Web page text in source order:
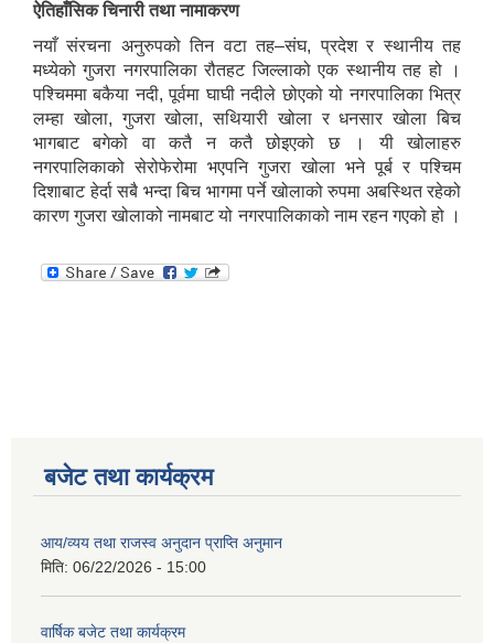
ऐतिहाँसिक चिनारी तथा नामाकरण
नयाँ संरचना अनुरुपको तिन वटा तह–संघ, प्रदेश र स्थानीय तह
मध्येको गुजरा नगरपालिका रौतहट जिल्लाको एक स्थानीय तह हो ।
पश्चिममा बकैया नदी, पूर्वमा घाघी नदीले छोएको यो नगरपालिका भित्र
लम्हा खोला, गुजरा खोला, सथियारी खोला र धनसार खोला बिच
भागबाट बगेको वा कतै न कतै छोइएको छ । यी खोलाहरु
नगरपालिकाको सेरोफेरोमा भएपनि गुजरा खोला भने पूर्ब र पश्चिम
दिशाबाट हेर्दा सबै भन्दा बिच भागमा पर्ने खोलाको रुपमा अबस्थित रहेको
कारण गुजरा खोलाको नामबाट यो नगरपालिकाको नाम रहन गएको हो ।
बजेट तथा कार्यक्रम
आय/व्यय तथा राजस्व अनुदान प्राप्ति अनुमान
मिति: 06/22/2026 - 15:00
वार्षिक बजेट तथा कार्यक्रम